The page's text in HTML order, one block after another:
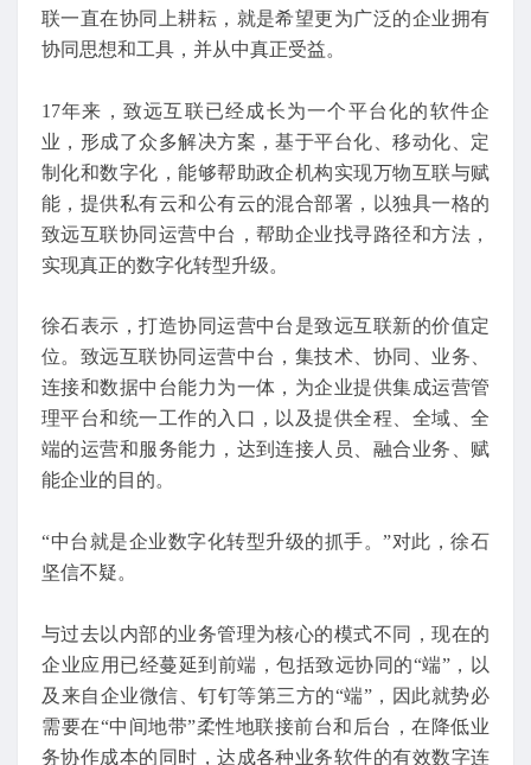
联一直在协同上耕耘，就是希望更为广泛的企业拥有
协同思想和工具，并从中真正受益。
17年来，致远互联已经成长为一个平台化的软件企
业，形成了众多解决方案，基于平台化、移动化、定
制化和数字化，能够帮助政企机构实现万物互联与赋
能，提供私有云和公有云的混合部署，以独具一格的
致远互联协同运营中台，帮助企业找寻路径和方法，
实现真正的数字化转型升级。
徐石表示，打造协同运营中台是致远互联新的价值定
位。致远互联协同运营中台，集技术、协同、业务、
连接和数据中台能力为一体，为企业提供集成运营管
理平台和统一工作的入口，以及提供全程、全域、全
端的运营和服务能力，达到连接人员、融合业务、赋
能企业的目的。
“中台就是企业数字化转型升级的抓手。”对此，徐石
坚信不疑。
与过去以内部的业务管理为核心的模式不同，现在的
企业应用已经蔓延到前端，包括致远协同的“端”，以
及来自企业微信、钉钉等第三方的“端”，因此就势必
需要在“中间地带”柔性地联接前台和后台，在降低业
务协作成本的同时，达成各种业务软件的有效数字连